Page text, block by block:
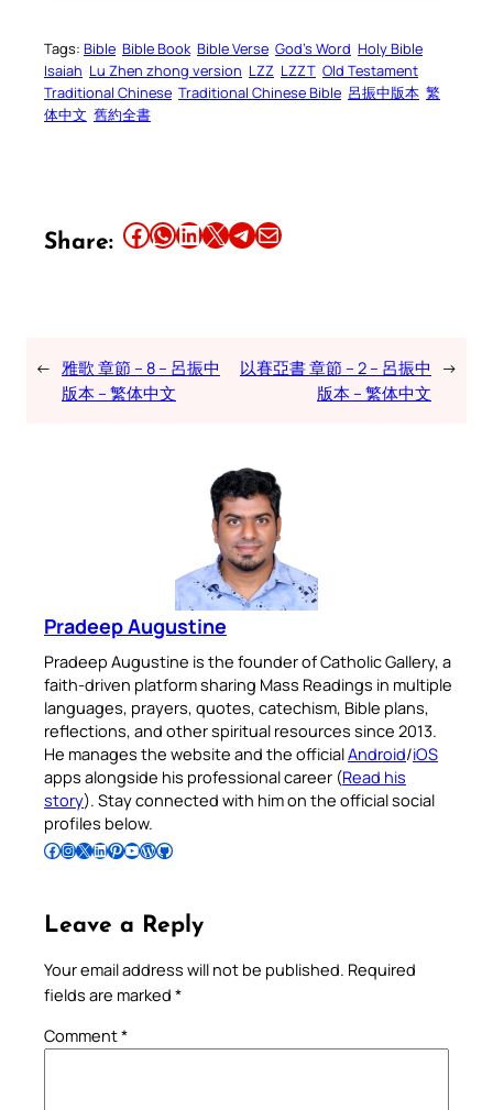
Tags: Bible Bible Book Bible Verse God’s Word Holy Bible
Isaiah Lu Zhen zhong version LZZ LZZT Old Testament
Traditional Chinese Traditional Chinese Bible 呂振中版本 繁
体中文 舊約全書
Share: Share this article on Facebook Share this article on WhatsApp Share this article on LinkedIn Share this article on X Share this article on TelegramEmail this Article
← 雅歌 章節 – 8 – 呂振中
版本 – 繁体中文
以賽亞書 章節 – 2 – 呂振中
版本 – 繁体中文
→
Pradeep Augustine
Pradeep Augustine is the founder of Catholic Gallery, a
faith-driven platform sharing Mass Readings in multiple
languages, prayers, quotes, catechism, Bible plans,
reflections, and other spiritual resources since 2013.
He manages the website and the officialAndroid/iOS
apps alongside his professional career (Read his
story). Stay connected with him on the official social
profiles below.
Follow Pradeep on Facebook Follow Pradeep on InstagramFollow Pradeep on X Follow Pradeep on LinkedIn Follow Pradeep on Pinterest Subscribe to Pradeep’s Youtube Channel Follow Pradeep on WordPress Follow Pradeep on GitHub
Leave a Reply
Your email address will not be published. Required
fields are marked *
Comment*